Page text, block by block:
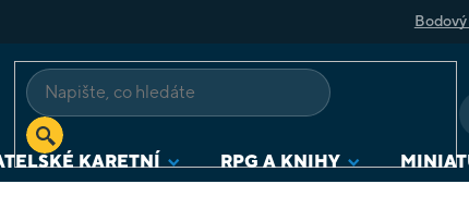
KARETNÍ RPG A KNIHY